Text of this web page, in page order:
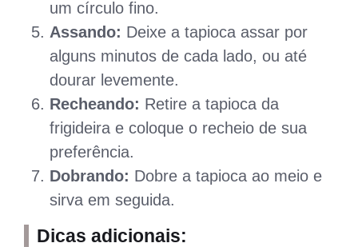
um círculo fino.
Assando: Deixe a tapioca assar por
alguns minutos de cada lado, ou até
dourar levemente.
Recheando: Retire a tapioca da
frigideira e coloque o recheio de sua
preferência.
Dobrando: Dobre a tapioca ao meio e
sirva em seguida.
Dicas adicionais: